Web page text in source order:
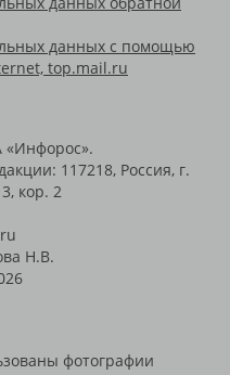
данных с помощью
top.mail.ru
117218, Россия, г.
кор. 2
Н.В.
фотографии